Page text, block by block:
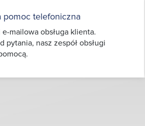
pomoc telefoniczna
mailowa obsługa klienta.
pytania, nasz zespół obsługi